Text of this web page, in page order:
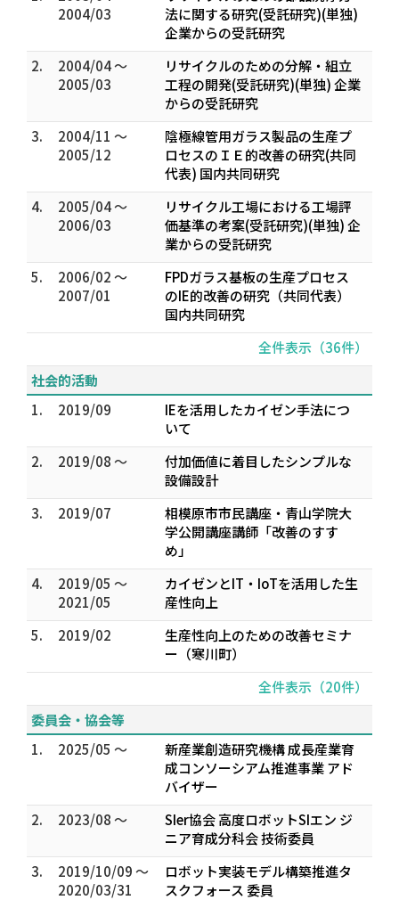
2004/03
法に関する研究(受託研究)(単独)
企業からの受託研究
2.
2004/04 ～
2005/03
リサイクルのための分解・組立
工程の開発(受託研究)(単独) 企業
からの受託研究
3.
2004/11 ～
2005/12
陰極線管用ガラス製品の生産プ
ロセスのＩＥ的改善の研究(共同
代表) 国内共同研究
4.
2005/04 ～
2006/03
リサイクル工場における工場評
価基準の考案(受託研究)(単独) 企
業からの受託研究
5.
2006/02 ～
2007/01
FPDガラス基板の生産プロセス
のIE的改善の研究（共同代表）
国内共同研究
全件表示（36件）
社会的活動
1.
2019/09
IEを活用したカイゼン手法につ
いて
2.
2019/08 ～
付加価値に着目したシンプルな
設備設計
3.
2019/07
相模原市市民講座・青山学院大
学公開講座講師「改善のすす
め」
4.
2019/05 ～
2021/05
カイゼンとIT・IoTを活用した生
産性向上
5.
2019/02
生産性向上のための改善セミナ
ー（寒川町）
全件表示（20件）
委員会・協会等
1.
2025/05 ～
新産業創造研究機構 成長産業育
成コンソーシアム推進事業 アド
バイザー
2.
2023/08 ～
SIer協会 高度ロボットSIエン ジ
ニア育成分科会 技術委員
3.
2019/10/09 ～
2020/03/31
ロボット実装モデル構築推進タ
スクフォース 委員